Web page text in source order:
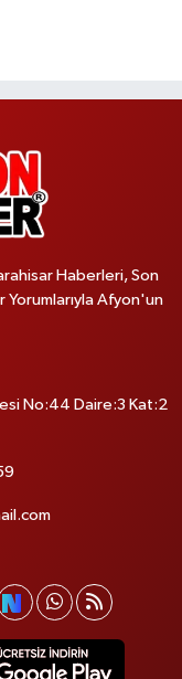
Haberleri, Son
Yorumlarıyla Afyon'un
No:44 Daire:3 Kat:2